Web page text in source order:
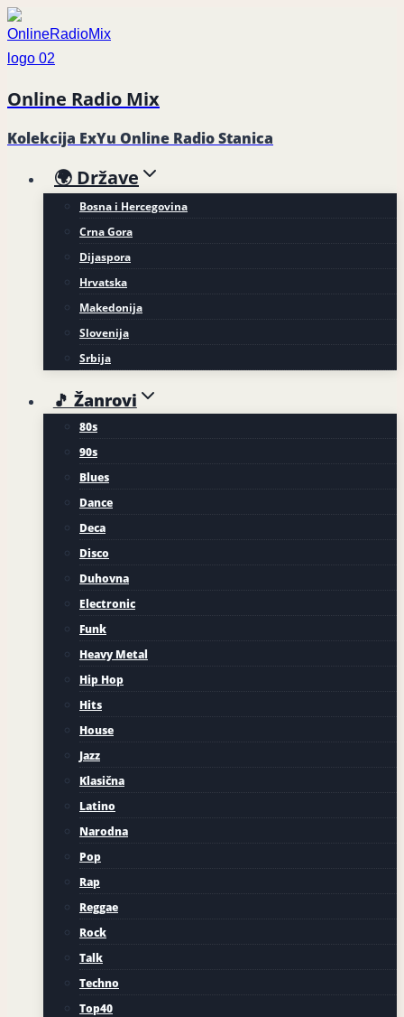
Skip
to
content
Online Radio Mix
Kolekcija ExYu Online Radio Stanica
🌍 Države
Bosna i Hercegovina
Crna Gora
Dijaspora
Hrvatska
Makedonija
Slovenija
Srbija
🎵 Žanrovi
80s
90s
Blues
Dance
Deca
Disco
Duhovna
Electronic
Funk
Heavy Metal
Hip Hop
Hits
House
Jazz
Klasična
Latino
Narodna
Pop
Rap
Reggae
Rock
Talk
Techno
Top40